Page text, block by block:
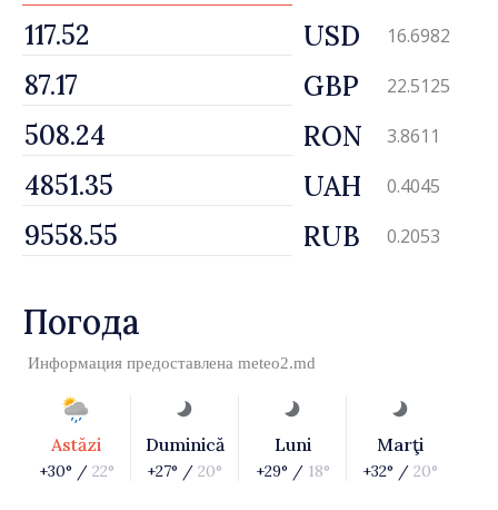
USD 16.6982
GBP 22.5125
RON 3.8611
UAH 0.4045
RUB 0.2053
Погода
Информация предоставлена meteo2.md
Astăzi
+30° / 22°
Duminică
+27° / 20°
Luni
+29° / 18°
Marţi
+32° / 20°